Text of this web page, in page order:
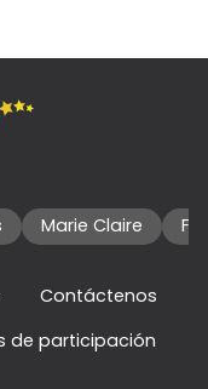
Marie Claire
Contáctenos
de participación